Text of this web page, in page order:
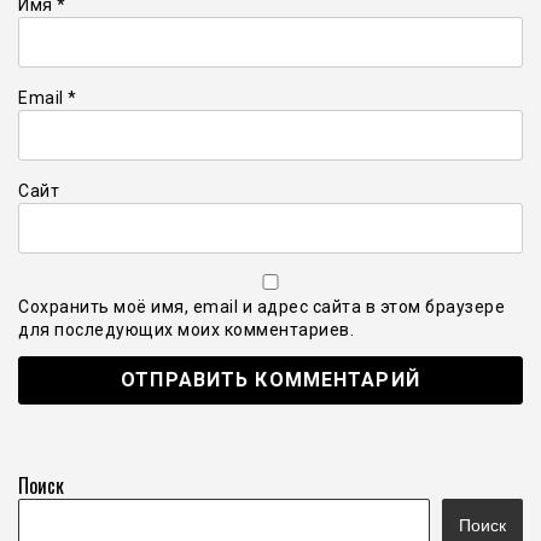
Имя *
Email *
Сайт
Сохранить моё имя, email и адрес сайта в этом браузере
для последующих моих комментариев.
Поиск
Поиск